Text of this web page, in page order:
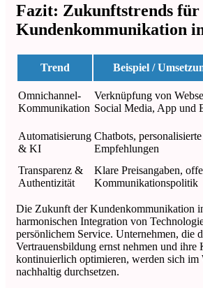
Fazit: Zukunftstrends für
Kundenkommunikation
Trend Beispiel /
Omnichannel-
Kommunikation
Verknüpfung von
Social Media, App und
Automatisierung
& KI
Chatbots, personalisierte
Empfehlungen
Transparenz &
Authentizität
Klare Preisangaben,
Kommunikationspolitik
Die Zukunft der Kundenkommunikation
harmonischen Integration von
persönlichem Service. Unternehmen, die
Vertrauensbildung ernst nehmen und ihre
kontinuierlich optimieren, werden sich im
nachhaltig durchsetzen.